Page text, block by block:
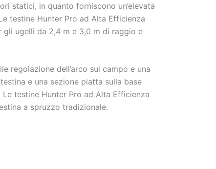
statici, in quanto forniscono un’elevata
testine Hunter Pro ad Alta Efficienza
ugelli da 2,4 m e 3,0 m di raggio e
regolazione dell’arco sul campo e una
e una sezione piatta sulla base
testine Hunter Pro ad Alta Efficienza
a spruzzo tradizionale.